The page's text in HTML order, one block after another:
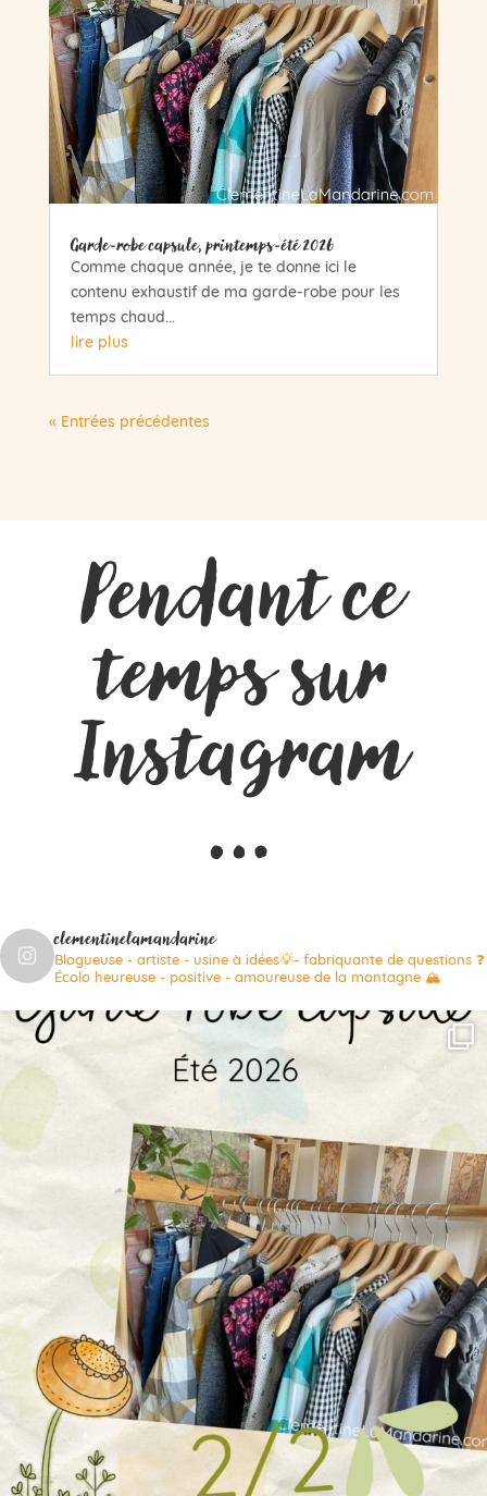
Garde-robe capsule, printemps-été 2026
Comme chaque année, je te donne ici le
contenu exhaustif de ma garde-robe pour les
temps chaud...
lire plus
« Entrées précédentes
Pendant ce
temps sur
Instagram
…
clementinelamandarine
Blogueuse - artiste - usine à idées💡- fabriquante de questions ❓
Écolo heureuse - positive - amoureuse de la montagne 🏔️